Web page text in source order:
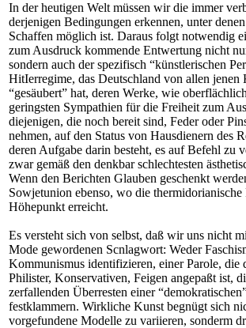
In der heutigen Welt müssen wir die immer
derjenigen Bedingungen erkennen, unter
Schaffen möglich ist. Daraus folgt notwendig
zum Ausdruck kommende Entwertung nicht
sondern auch der spezifisch “künstlerischen
HitIerregime, das Deutschland von allen jenen
“gesäubert” hat, deren Werke, wie
geringsten Sympathien für die Freiheit zum
diejenigen, die noch bereit sind, Feder oder
nehmen, auf den Status von Hausdienern des
deren Aufgabe darin besteht, es auf Befehl zu
zwar gemäß den denkbar schlechtesten
Wenn den Berichten Glauben geschenkt
Sowjetunion ebenso, wo die
Höhepunkt erreicht.
Es versteht sich von selbst, daß wir uns nicht
Mode gewordenen Scnlagwort: Weder
Kommunismus identifizieren, einer Parole, die
Philister, Konservativen, Feigen angepaßt ist,
zerfallenden Überresten einer
festklammern. Wirkliche Kunst begnügt sich
vorgefundene Modelle zu variieren, sonderm